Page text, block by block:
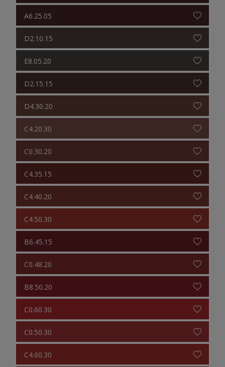
A6.25.05
D2.10.15
E8.05.20
D2.15.15
D4.30.20
C4.20.30
C0.30.20
C4.35.15
C4.40.20
C4.50.30
B6.45.15
C0.48.20
B8.50.20
C0.60.30
C0.50.30
C4.60.30